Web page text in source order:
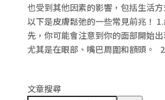
也受到其他因素的影響，包括生活方
以下是皮膚鬆弛的一些常見前兆！
先，你可能會注意到你的面部開始出
尤其是在眼部、嘴巴周圍和額頭。
文章搜尋